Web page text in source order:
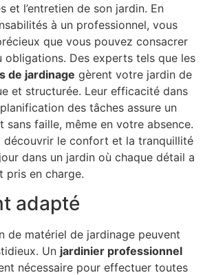
et l’entretien de son jardin. En
à un professionnel, vous
que vous pouvez consacrer
obligations. Des experts tels que les
de jardinage gèrent votre jardin de
et structurée. Leur efficacité dans
des tâches assure un
sans faille, même en votre absence.
découvrir le confort et la tranquillité
dans un jardin où chaque détail a
pris en charge.
adapté
de matériel de jardinage peuvent
Un jardinier professionnel
nécessaire pour effectuer toutes